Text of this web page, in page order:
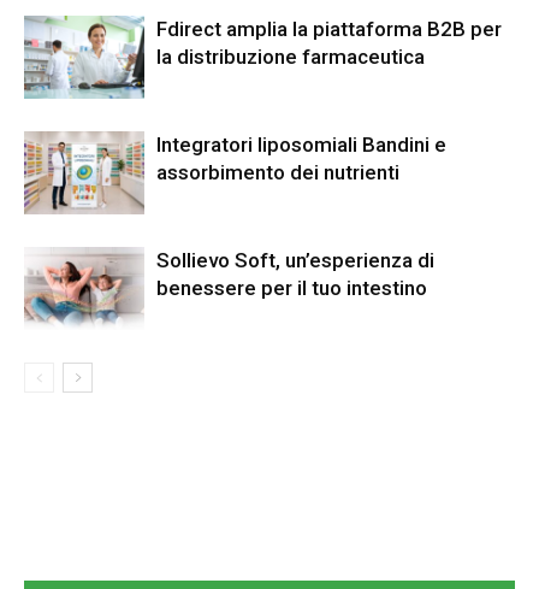
Fdirect amplia la piattaforma B2B per
la distribuzione farmaceutica
Integratori liposomiali Bandini e
assorbimento dei nutrienti
Sollievo Soft, un’esperienza di
benessere per il tuo intestino